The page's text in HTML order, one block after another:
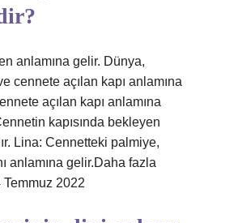
anlamına gelir. Dünya,
cennete açılan kapı anlamına
açılan kapı anlamına
kapısında bekleyen
Lina: Cennetteki palmiye,
anlamına gelir.Daha fazla
2022